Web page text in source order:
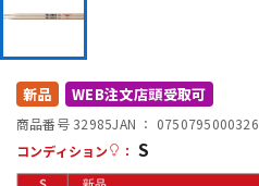
配信/ライブ機器
新品 WEB注文店頭受取可
商品番号 32985JAN ： 0750795000326
コンディション
： S